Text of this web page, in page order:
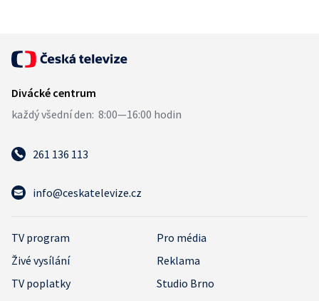
261 136 113
info@ceskatelevize.cz
TV program
Pro média
Živé vysílání
Reklama
TV poplatky
Studio Brno